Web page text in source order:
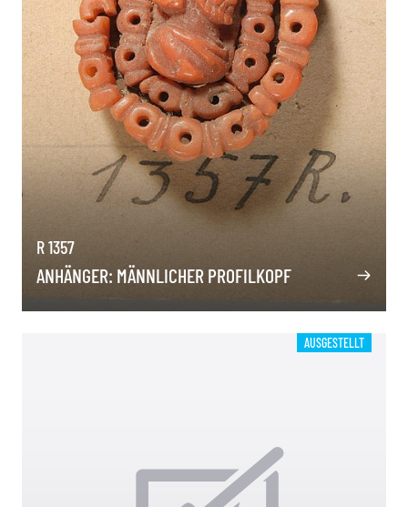
R 1357
ANHÄNGER: MÄNNLICHER PROFILKOPF
AUSGESTELLT